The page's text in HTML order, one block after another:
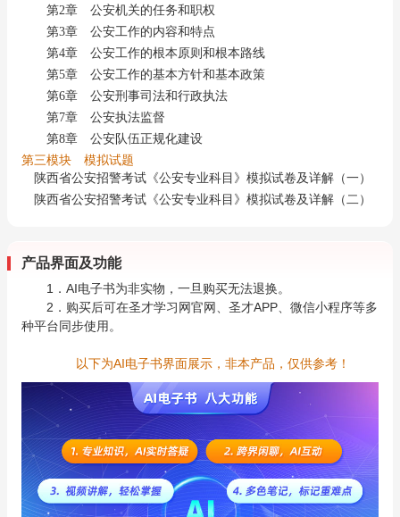
第2章 公安机关的任务和职权
第3章 公安工作的内容和特点
第4章 公安工作的根本原则和根本路线
第5章 公安工作的基本方针和基本政策
第6章 公安刑事司法和行政执法
第7章 公安执法监督
第8章 公安队伍正规化建设
第三模块 模拟试题
陕西省公安招警考试《公安专业科目》模拟试卷及详解（一）
陕西省公安招警考试《公安专业科目》模拟试卷及详解（二）
产品界面及功能
1．AI电子书为非实物，一旦购买无法退换。
2．购买后可在圣才学习网官网、圣才APP、微信小程序等多
种平台同步使用。
以下为AI电子书界面展示，非本产品，仅供参考！